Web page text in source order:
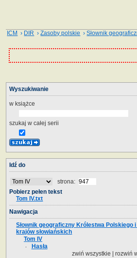
ICM › DIR ›Zasoby polskie ›Słownik
Wyszukiwanie
w książce
szukaj w całej serii
Idź do
strona:
Pobierz pełen tekst
Tom IV.txt
Nawigacja
Słownik geograficzny Królestwa Polskiego
krajów słowiańskich
Tom IV
Hasła
zwiń wszystkie |rozwiń